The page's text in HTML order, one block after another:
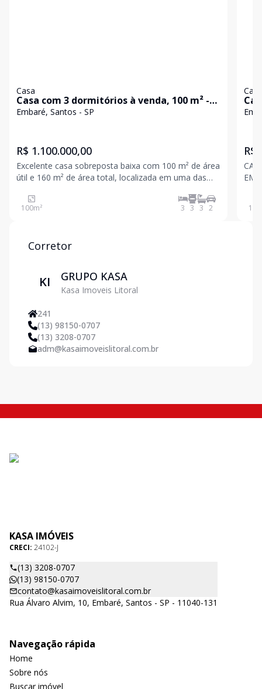
Casa
Casa com 3 dormitórios à venda, 100 m² -
Embaré - Santos/SP
Embaré, Santos - SP
R$ 1.100.000,00
Excelente casa sobreposta baixa com 100 m² de área
útil e 160 m² de área total, localizada em uma das
oferece: 3 dormitórios, sendo 1 suíte privativa e 2
suítes americanas Sala ampla para dois ambientes
100m² 3 3 3 2
Casa
R$
EM
155
Corretor
KI GRUPO KASA
Kasa Imoveis Litoral
241
(13) 98150-0707
(13) 3208-0707
adm@kasaimoveislitoral.com.br
KASA IMÓVEIS
CRECI: 24102-J
(13) 3208-0707
(13) 98150-0707
contato@kasaimoveislitoral.com.br
Rua Álvaro Alvim, 10, Embaré, Santos - SP - 11040-131
Navegação rápida
Home
Sobre nós
Buscar imóvel